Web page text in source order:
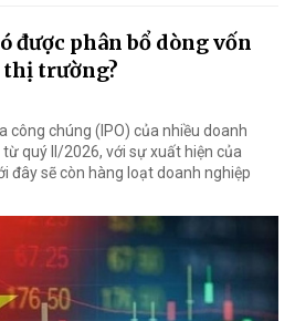
được phân bổ dòng vốn
trường?
công chúng (IPO) của nhiều doanh
quý II/2026, với sự xuất hiện của
đây sẽ còn hàng loạt doanh nghiệp